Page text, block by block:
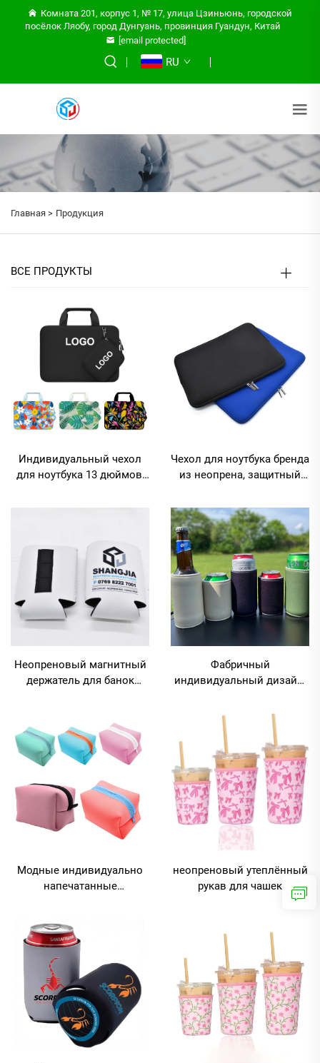
Комната 201, корпус 1, № 17, улица Цзиньюнь, городской
посёлок Ляобу, город Дунгуань, провинция Гуандун, Китай
[email protected]
RU
Главная > Продукция
ВСЕ ПРОДУКТЫ
Индивидуальный чехол
для ноутбука 13 дюймов,
для компьютера, офисная
чехол для ноутбука
Чехол для ноутбука бренда
из неопрена, защитный
ноутбука,
водонепроницаемый
чехол-рукав для ноутбука
Неопреновый магнитный
держатель для банок
Фабричный
индивидуальный дизайн,
коротком держателе для
банок (стабби),
универсальный держатель
для охлаждающих палочек
«Icy Pole», утеплённый
неопреновый держатель
для банок методом
сублимационной печати
Модные индивидуально
напечатанные
неопреновые сумочки для
косметики, косметички,
косметические сумки
неопреновый утеплённый
рукав для чашек
толщиной 3 мм, модный
методом термопередачи
для горячих и холодных
напитков, мультяшный
рисунок